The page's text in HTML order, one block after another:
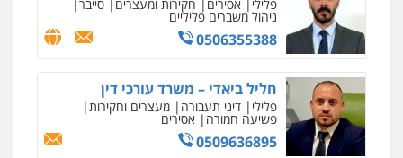
פלילי פשיעה חמורה
מעצרים וחקירות
משרד עורכי דין טאי שרקי
פלילי אסירים תעבורה
0547556464
פלילי אסירים חקירות ומעצרים סייבר
ניהול משברים פליליים
0506355388
חליל ביאדי – משרד עורכי דין
פלילי דיני תעבורה מעצרים וחקירות
פשיעה חמורה אסירים
0509636895
0544385337
איתי חקירות – שירותים לעורכי דין
חקירות פרטיות חקירות כלכליות חקירות
אישות
איתורים
0537865001